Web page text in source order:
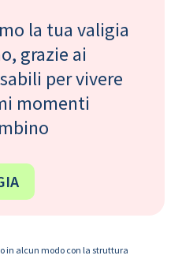
la tua valigia
grazie ai
per vivere
momenti
in alcun modo con la struttura